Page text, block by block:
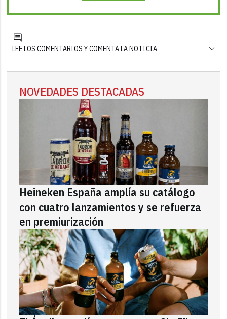
LEE LOS COMENTARIOS Y COMENTA LA NOTICIA
NOVEDADES DESTACADAS
Heineken España amplía su catálogo
con cuatro lanzamientos y se refuerza
en premiurización